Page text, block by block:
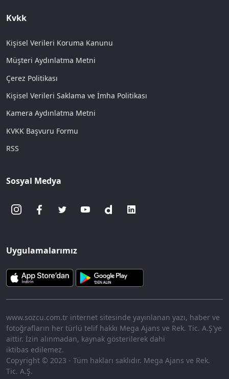
Kvkk
Kişisel Verileri Koruma Kanunu
Müşteri Aydınlatma Metni
Çerez Politikası
Kişisel Verileri Saklama ve İmha Politikası
Kamera Aydınlatma Metni
KVKK Başvuru Formu
RSS
Sosyal Medya
Uygulamalarımız
www.sozcu.com.tr internet sitesinde yayınlanan yazı, haber ve
fotoğrafların her türlü telif hakkı Mega Ajans ve Rek. Tic. A.Ş'ye
aittir. İzin alınmadan, kaynak gösterilerek dahi
iktibas edilemez.
Copyright © 2023 - Tüm hakları saklıdır. Mega Ajans ve Rek.
Tic. A.Ş.